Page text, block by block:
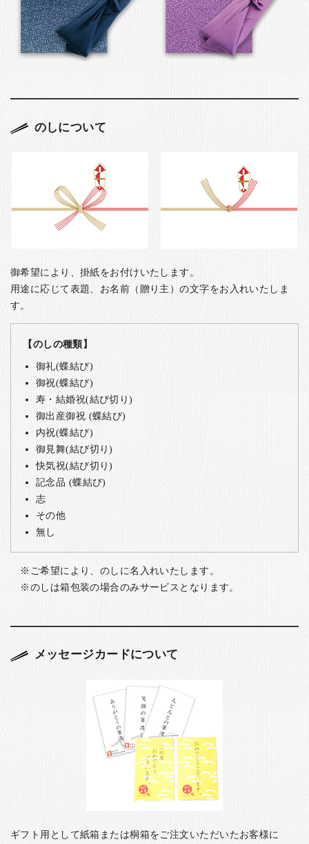
のしについて
御希望により、掛紙をお付けいたします。
用途に応じて表題、お名前（贈り主）の文字をお入れいたしま
す。
【のしの種類】
御礼(蝶結び)
御祝(蝶結び)
寿・結婚祝(結び切り)
御出産御祝 (蝶結び)
内祝(蝶結び)
御見舞(結び切り)
快気祝(結び切り)
記念品 (蝶結び)
志
その他
無し
ご希望により、のしに名入れいたします。
のしは箱包装の場合のみサービスとなります。
メッセージカードについて
ギフト用として紙箱または桐箱をご注文いただいたお客様に